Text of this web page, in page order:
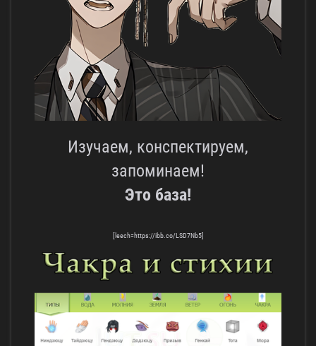
Изучаем, конспектируем,
запоминаем!
Это база!
[leech=https://ibb.co/LSD7Nb5]